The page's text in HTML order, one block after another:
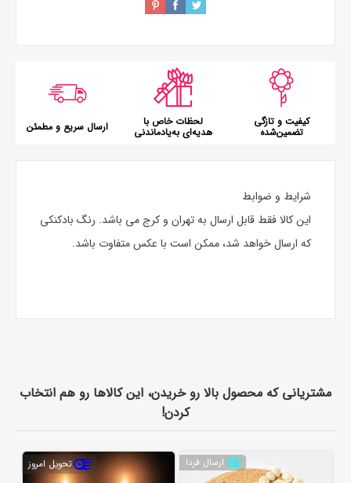
کیفیت و تازگی
تضمین‌شده
لحظات خاص با
هدیه‌ای به‌یادماندنی ارسال سریع و مطمئن
شرایط و ضوابط
این کالا فقط قابل ارسال به تهران و کرج می باشد. رنگ بادکنکی
که ارسال خواهد شد، ممکن است با عکس متفاوت باشد.
مشتریانی که محصول بالا رو خریدن، این کالاها رو هم انتخاب
کردن!
ارسال فردا تحویل امروز